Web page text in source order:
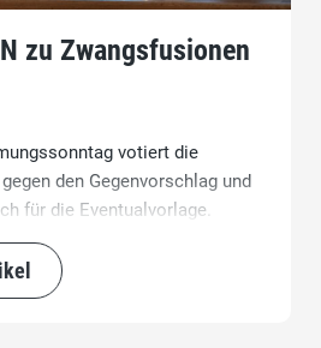
zu Zwangsfusionen
votiert die
den Gegenvorschlag und
für die Eventualvorlage.